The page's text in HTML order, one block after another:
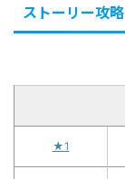
ストーリー攻略
★1